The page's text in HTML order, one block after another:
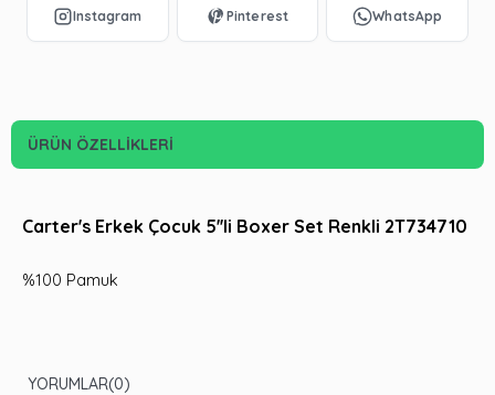
ÜRÜN ÖZELLIKLERI
Carter's Erkek Çocuk 5''li Boxer Set Renkli 2T734710
%100 Pamuk
YORUMLAR(0)